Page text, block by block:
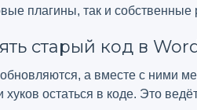
плагины, так и
старый код в
а вместе с ними
хуков остаться в коде. Это